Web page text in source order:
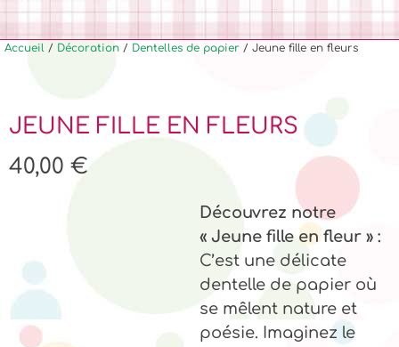
Accueil / Décoration / Dentelles de papier / Jeune fille en fleurs
JEUNE FILLE EN FLEURS
40,00 €
Découvrez notre
« Jeune fille en fleur » :
C’est une délicate
dentelle de papier où
se mêlent nature et
poésie. Imaginez le